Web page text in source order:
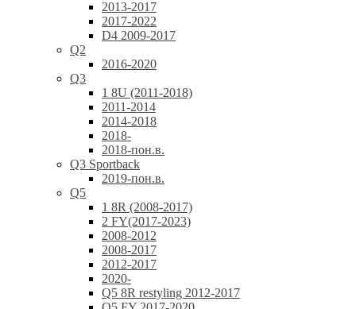
2013-2017
2017-2022
D4 2009-2017
Q2
2016-2020
Q3
1 8U (2011-2018)
2011-2014
2014-2018
2018-
2018-пон.в.
Q3 Sportback
2019-пон.в.
Q5
1 8R (2008-2017)
2 FY(2017-2023)
2008-2012
2008-2017
2012-2017
2020-
Q5 8R restyling 2012-2017